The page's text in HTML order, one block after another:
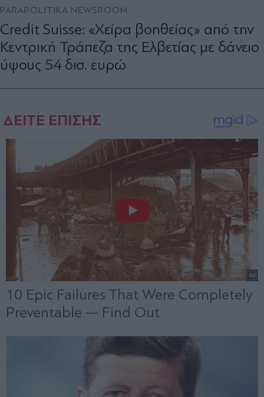
PARAPOLITIKA NEWSROOM
Credit Suisse: «Χείρα βοηθείας» από την
Κεντρική Τράπεζα της Ελβετίας με δάνειο
ύψους 54 δισ. ευρώ